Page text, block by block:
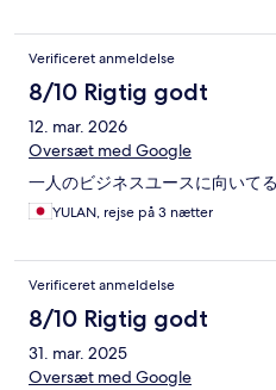
Verificeret anmeldelse
8/10 Rigtig godt
12. mar. 2026
Oversæt med Google
一人のビジネスユースに向いてる
YULAN, rejse på 3 nætter
Verificeret anmeldelse
8/10 Rigtig godt
31. mar. 2025
Oversæt med Google